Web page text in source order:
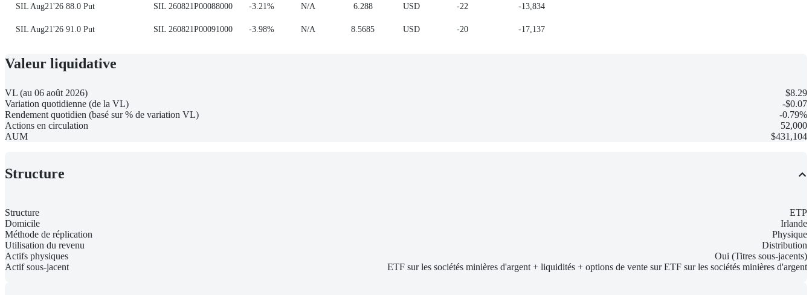
SIL Aug21'26 88.0 Put SIL 260821P00088000 -3.21% N/A 6.288 USD -22 -13,834
SIL Aug21'26 91.0 Put SIL 260821P00091000 -3.98% N/A 8.5685 USD -20 -17,137
Valeur liquidative
VL (au 06 août 2026)
$8.29
Variation quotidienne (de la VL)
-$0.07
Rendement quotidien (basé sur % de variation VL)
-0.79%
Actions en circulation
52,000
AUM
$431,104
Structure
Structure
ETP
Domicile
Irlande
Méthode de réplication
Physique
Utilisation du revenu
Distribution
Actifs physiques
Oui (Titres sous-jacents)
Actif sous-jacent
ETF sur les sociétés minières d'argent + liquidités + options de vente sur ETF sur les sociétés minières d'argent